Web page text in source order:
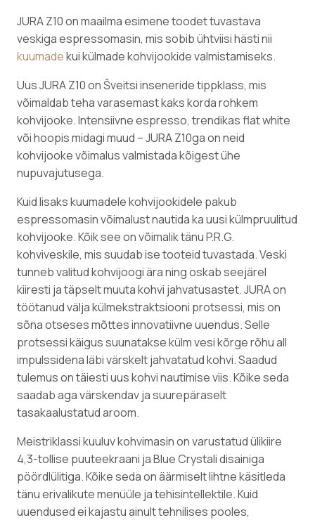
JURA Z10 on maailma esimene toodet tuvastava
veskiga espressomasin, mis sobib ühtviisi hästi nii
kuumadekui külmade kohvijookide valmistamiseks.
Uus JURA Z10 on Šveitsi inseneride tippklass, mis
võimaldab teha varasemast kaks korda rohkem
kohvijooke. Intensiivne espresso, trendikas flat white
või hoopis midagi muud – JURA Z10ga on neid
kohvijooke võimalus valmistada kõigest ühe
nupuvajutusega.
Kuid lisaks kuumadele kohvijookidele pakub
espressomasin võimalust nautida ka uusi külmpruulitud
kohvijooke. Kõik see on võimalik tänu P.R.G.
kohviveskile, mis suudab ise tooteid tuvastada. Veski
tunneb valitud kohvijoogi ära ning oskab seejärel
kiiresti ja täpselt muuta kohvi jahvatusastet. JURA on
töötanud välja külmekstraktsiooni protsessi, mis on
sõna otseses mõttes innovatiivne uuendus. Selle
protsessi käigus suunatakse külm vesi kõrge rõhu all
impulssidena läbi värskelt jahvatatud kohvi. Saadud
tulemus on täiesti uus kohvi nautimise viis. Kõike seda
saadab aga värskendav ja suurepäraselt
tasakaalustatud aroom.
Meistriklassi kuuluv kohvimasin on varustatud ülikiire
4,3-tollise puuteekraani ja Blue Crystali disainiga
pöördlülitiga. Kõike seda on äärmiselt lihtne käsitleda
tänu erivalikute menüüle ja tehisintellektile. Kuid
uuendused ei kajastu ainult tehnilises pooles,